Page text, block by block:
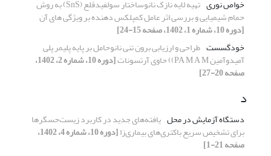
خواص نوری تهیه لایه نازک نانوساختار سولفیدقلع (SnS) به روش
حمام شیمیایی و بررسی اثر عامل کمپلکس دهنده بر ویژگی های آن
[دوره 10، شماره 1، 1402، صفحه 15-24]
خودگسست طراحی و ارزیابی برون تنی نانوحامل بر پایه پلیمر پلی
آمیدوآمین PA M A M)) حاوی آرتسونات [دوره 10، شماره 2، 1402،
صفحه 20-27]
د
دستگاه آزمایش در محل یافته‌های جدید در کاربرد زیست‌حسگرها
برای تشخیص سریع باکتری‌های بیماری‌زا [دوره 10، شماره 4، 1402،
صفحه 21-1]